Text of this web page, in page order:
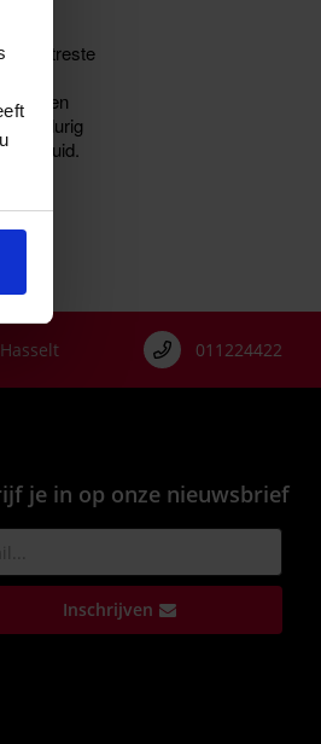
gestreste
en
en
langdurig
huid.
011224422
je in op onze nieuwsbrief
Inschrijven